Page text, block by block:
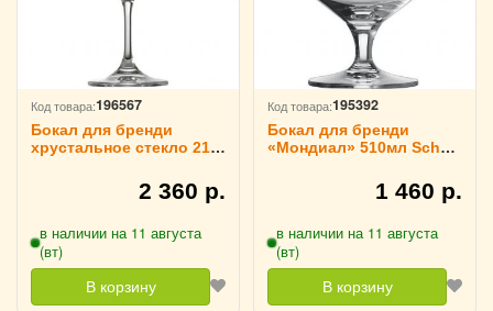
Код товара:196567
Бокал для бренди
хрустальное стекло 218
2 360 р.
в наличии на 11 августа
(вт)
В корзину
Код товара:195392
Бокал для бренди
«Мондиал» 510мл Schott
1 460 р.
в наличии на 11 августа
(вт)
В корзину